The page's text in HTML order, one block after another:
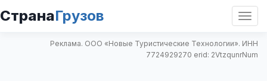
СтранаГрузов
Реклама. ООО «Новые Туристические Технологии». ИНН
7724929270 erid: 2VtzqunrNum